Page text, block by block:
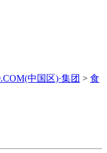
中国区)·集团 > 食